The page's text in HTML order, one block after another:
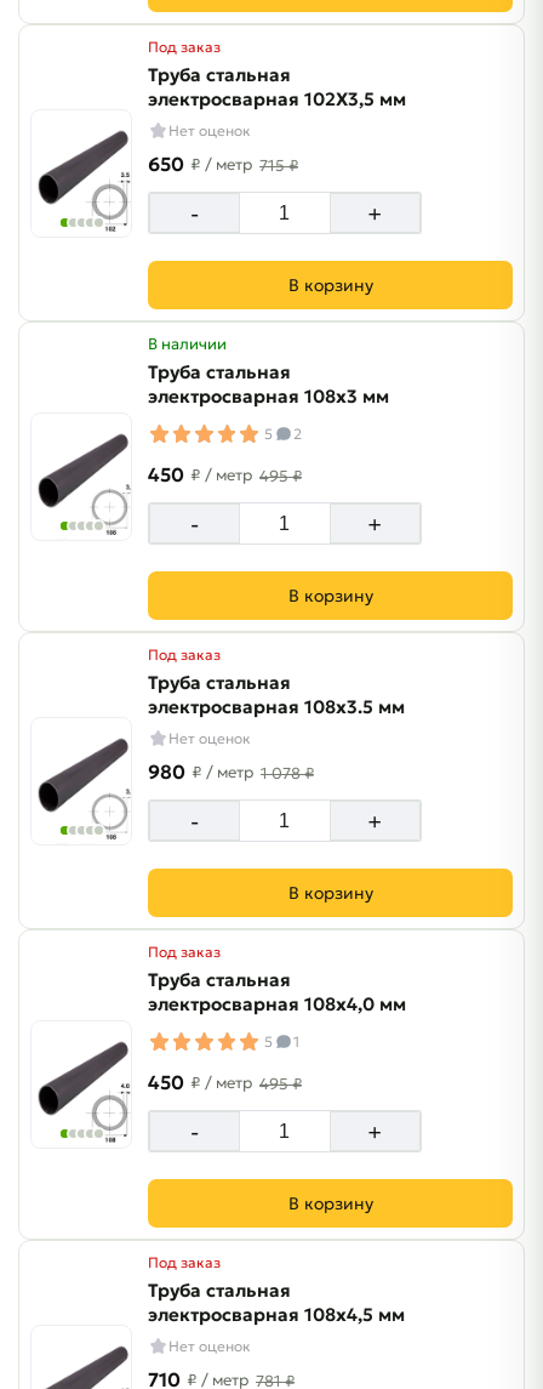
Под заказ
Труба стальная
электросварная 102Х3,5 мм
Нет оценок
650 ₽ / метр 715 ₽
- +
В корзину
В наличии
Труба стальная
электросварная 108х3 мм
5 2
450 ₽ / метр 495 ₽
- +
В корзину
Под заказ
Труба стальная
электросварная 108х3.5 мм
Нет оценок
980 ₽ / метр 1 078 ₽
- +
В корзину
Под заказ
Труба стальная
электросварная 108х4,0 мм
5 1
450 ₽ / метр 495 ₽
- +
В корзину
Под заказ
Труба стальная
электросварная 108х4,5 мм
Нет оценок
710 ₽ / метр 781 ₽